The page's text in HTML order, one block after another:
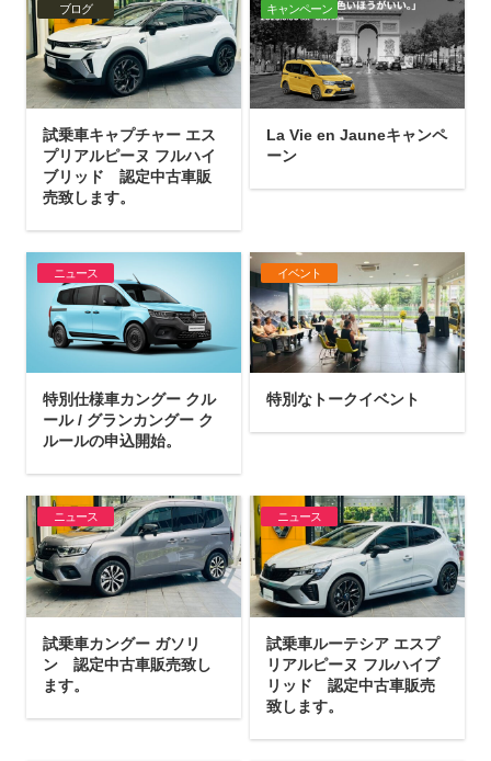
ブログ
試乗車キャプチャー エス
プリアルピーヌ フルハイ
ブリッド 認定中古車販
売致します。
キャンペーン
La Vie en Jauneキャンペ
ーン
ニュース
特別仕様車カングー クル
ール / グランカングー ク
ルールの申込開始。
イベント
特別なトークイベント
ニュース
試乗車カングー ガソリ
ン 認定中古車販売致し
ます。
ニュース
試乗車ルーテシア エスプ
リアルピーヌ フルハイブ
リッド 認定中古車販売
致します。